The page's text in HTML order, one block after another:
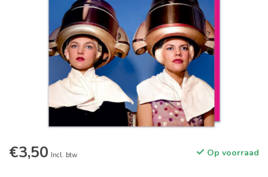
€3,50 Incl. btw Op voorraad